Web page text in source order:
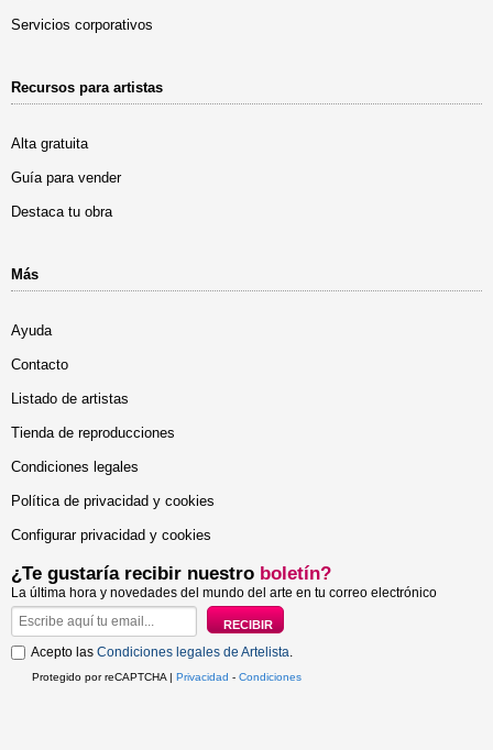
Servicios corporativos
Recursos para artistas
Alta gratuita
Guía para vender
Destaca tu obra
Más
Ayuda
Contacto
Listado de artistas
Tienda de reproducciones
Condiciones legales
Política de privacidad y cookies
Configurar privacidad y cookies
¿Te gustaría recibir nuestro boletín?
La última hora y novedades del mundo del arte en tu correo electrónico
Acepto las Condiciones legales de Artelista.
Protegido por reCAPTCHA | Privacidad - Condiciones